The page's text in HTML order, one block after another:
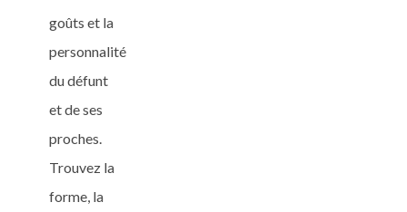
goûts et la
personnalité
du défunt
et de ses
proches.
Trouvez la
forme, la